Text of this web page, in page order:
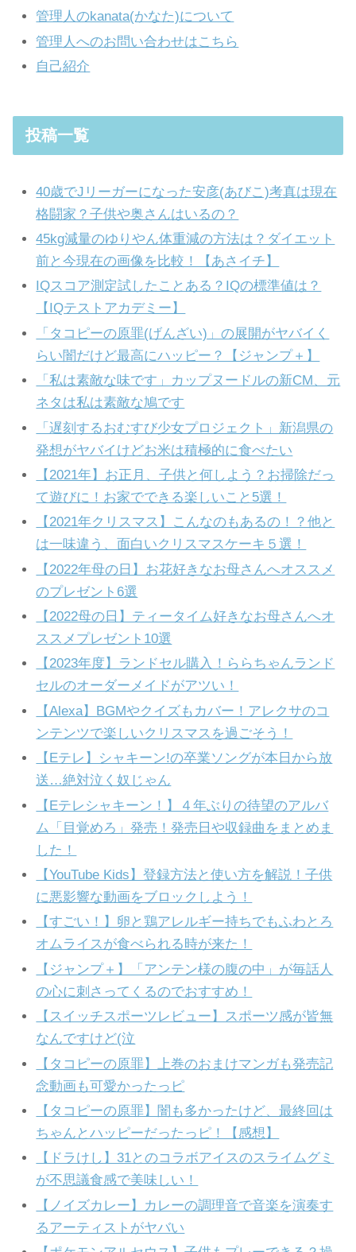
管理人のkanata(かなた)について
管理人へのお問い合わせはこちら
自己紹介
投稿一覧
40歳でJリーガーになった安彦(あびこ)考真は現在
格闘家？子供や奥さんはいるの？
45kg減量のゆりやん体重減の方法は？ダイエット
前と今現在の画像を比較！【あさイチ】
IQスコア測定試したことある？IQの標準値は？
【IQテストアカデミー】
「タコピーの原罪(げんざい)」の展開がヤバイく
らい闇だけど最高にハッピー？【ジャンプ＋】
「私は素敵な味です」カップヌードルの新CM、元
ネタは私は素敵な鳩です
「遅刻するおむすび少女プロジェクト」新潟県の
発想がヤバイけどお米は積極的に食べたい
【2021年】お正月、子供と何しよう？お掃除だっ
て遊びに！お家でできる楽しいこと5選！
【2021年クリスマス】こんなのもあるの！？他と
は一味違う、面白いクリスマスケーキ５選！
【2022年母の日】お花好きなお母さんへオススメ
のプレゼント6選
【2022母の日】ティータイム好きなお母さんへオ
ススメプレゼント10選
【2023年度】ランドセル購入！ららちゃんランド
セルのオーダーメイドがアツい！
【Alexa】BGMやクイズもカバー！アレクサのコ
ンテンツで楽しいクリスマスを過ごそう！
【Eテレ】シャキーン!の卒業ソングが本日から放
送…絶対泣く奴じゃん
【Eテレシャキーン！】４年ぶりの待望のアルバ
ム「目覚めろ」発売！発売日や収録曲をまとめま
した！
【YouTube Kids】登録方法と使い方を解説！子供
に悪影響な動画をブロックしよう！
【すごい！】卵と鶏アレルギー持ちでもふわとろ
オムライスが食べられる時が来た！
【ジャンプ＋】「アンテン様の腹の中」が毎話人
の心に刺さってくるのでおすすめ！
【スイッチスポーツレビュー】スポーツ感が皆無
なんですけど(泣
【タコピーの原罪】上巻のおまけマンガも発売記
念動画も可愛かったっピ
【タコピーの原罪】闇も多かったけど、最終回は
ちゃんとハッピーだったっピ！【感想】
【ドラけし】31とのコラボアイスのスライムグミ
が不思議食感で美味しい！
【ノイズカレー】カレーの調理音で音楽を演奏す
るアーティストがヤバい